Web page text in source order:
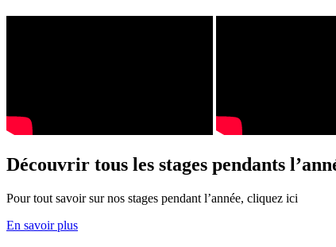
Découvrir tous les stages pendants
Pour tout savoir sur nos stages pendant l’année, cliquez ici
En savoir plus